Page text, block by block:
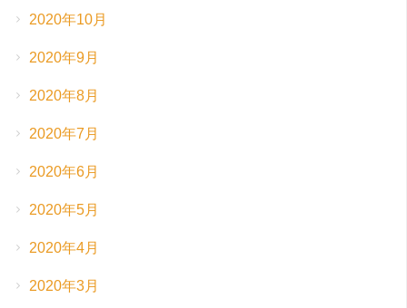
2020年10月
2020年9月
2020年8月
2020年7月
2020年6月
2020年5月
2020年4月
2020年3月